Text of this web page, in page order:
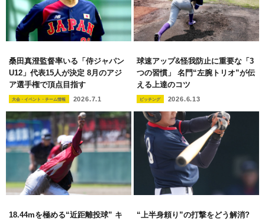
桑田真澄監督率いる「侍ジャパン
U12」代表15人が決定 8月のアジ
ア選手権で頂点目指す
大会・イベント・チーム情報 2026.7.1
球速アップ&怪我防止に重要な「3
つの習慣」 名門“左腕トリオ”が伝
える上達のコツ
ピッチング 2026.6.13
18.44mを極める“近距離投球” キ
“上半身頼り”の打撃をどう解消?